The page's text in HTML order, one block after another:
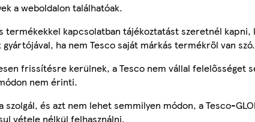
a weboldalon találhatóak.
termékekkel kapcsolatban tájékoztatást szeretnél
ha nem Tesco saját márkás termékről van szó.
frissítésre kerülnek, a Tesco nem vállal felelősséget
nem érinti.
és azt nem lehet semmilyen módon, a Tesco-
vétele nélkül felhasználni.